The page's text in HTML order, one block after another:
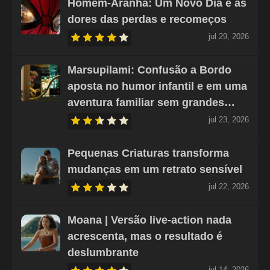
Homem-Aranha: Um Novo Dia e as
dores das perdas e recomeços
jul 29, 2026
Marsupilami: Confusão a Bordo
aposta no humor infantil e em uma
aventura familiar sem grandes…
jul 23, 2026
Pequenas Criaturas transforma
mudanças em um retrato sensível
jul 22, 2026
Moana | Versão live-action nada
acrescenta, mas o resultado é
deslumbrante